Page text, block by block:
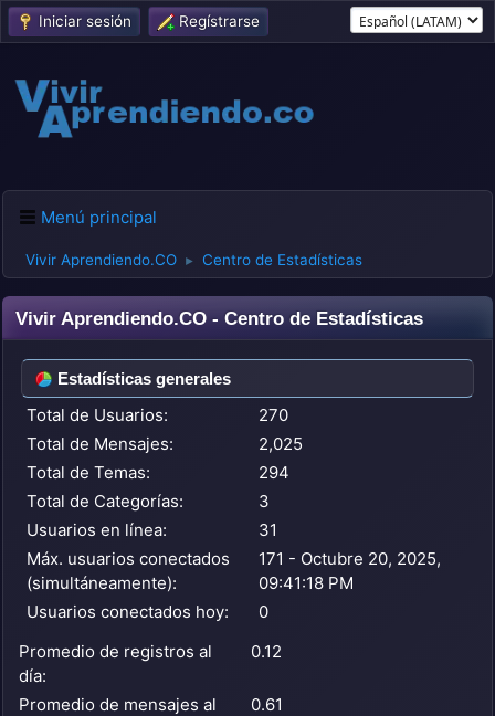
Iniciar sesión Regístrarse
Menú principal
Vivir Aprendiendo.CO ► Centro de Estadísticas
Vivir Aprendiendo.CO - Centro de Estadísticas
Estadísticas generales
Total de Usuarios:
270
Total de Mensajes:
2,025
Total de Temas:
294
Total de Categorías:
3
Usuarios en línea:
31
Máx. usuarios conectados
(simultáneamente):
171 - Octubre 20, 2025,
09:41:18 PM
Usuarios conectados hoy:
0
Promedio de registros al
día:
0.12
Promedio de mensajes al
0.61